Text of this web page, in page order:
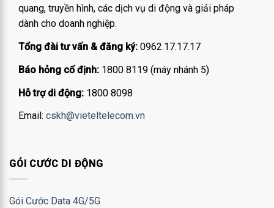
quang, truyền hình, các dịch vụ di động và giải pháp
dành cho doanh nghiệp.
Tổng đài tư vấn & đăng ký: 0962.17.17.17
Báo hỏng cố định: 1800 8119 (máy nhánh 5)
Hỗ trợ di động: 1800 8098
Email: cskh@vieteltelecom.vn
GÓI CƯỚC DI ĐỘNG
Gói Cước Data 4G/5G